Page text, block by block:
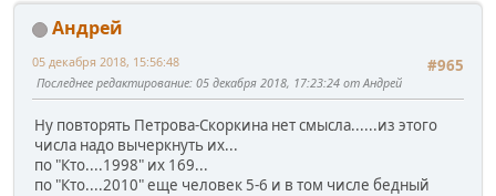
Андрей
#965
05 декабря 2018, 15:56:48
Последнее редактирование: 05 декабря 2018, 17:23:24 от Андрей
Ну повторять Петрова-Скоркина нет смысла......из этого
числа надо вычеркнуть их...
по "Кто....1998" их 169...
по "Кто....2010" еще человек 5-6 и в том числе бедный